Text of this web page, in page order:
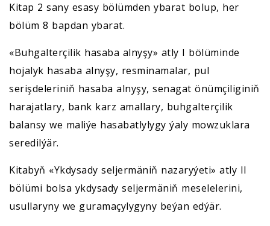
Kitap 2 sany esasy bölümden ybarat bolup, her
bölüm 8 bapdan ybarat.
«Buhgalterçilik hasaba alnyşy» atly I bölüminde
hojalyk hasaba alnyşy, resminamalar, pul
serişdeleriniň hasaba alnyşy, senagat önümçiliginiň
harajatlary, bank karz amallary, buhgalterçilik
balansy we maliýe hasabatlylygy ýaly mowzuklara
seredilýär.
Kitabyň «Ykdysady seljermäniň nazaryýeti» atly II
bölümi bolsa ykdysady seljermäniň meselelerini,
usullaryny we guramaçylygyny beýan edýär.